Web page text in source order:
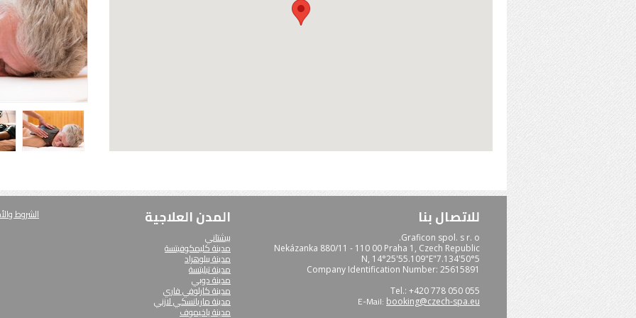
للاتصال بنا
Graficon spol. s r. o.
Nekázanka 880/11 - 110 00 Praha 1, Czech Republic
50°5'7.134"N, 14°25'55.109"E
Company Identification Number: 25615891
Tel.: +420 778 050 055
E-Mail: booking@czech-spa.eu
المدن العلاجية
بيشتاني
مدينة كليمكوفيتسة
مدينة بيلوهراد
مدينة تبليتسة
مدينة دوبي
مدينة كارلوفي فاري
مدينة ماريانسكي لازني
مدينة ياخيموف
الشروط